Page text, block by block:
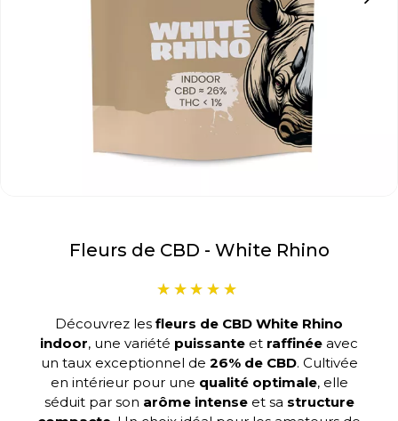
Fleurs de CBD - White Rhino
Découvrez les fleurs de CBD White Rhino
indoor, une variété puissante et raffinée avec
un taux exceptionnel de 26% de CBD. Cultivée
en intérieur pour une qualité optimale, elle
séduit par son arôme intenseet sa structure